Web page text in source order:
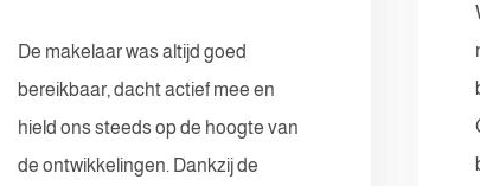
De makelaar was altijd goed
bereikbaar, dacht actief mee en
hield ons steeds op de hoogte van
de ontwikkelingen. Dankzij de